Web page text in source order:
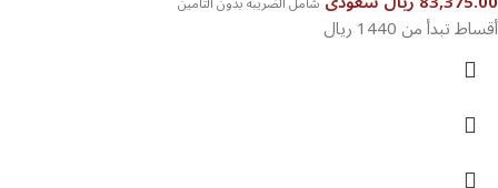
أقساط تبدأ من 1440 ريال